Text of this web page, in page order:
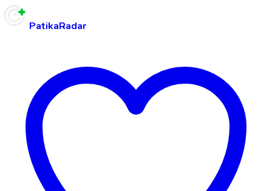
PatikaRadar